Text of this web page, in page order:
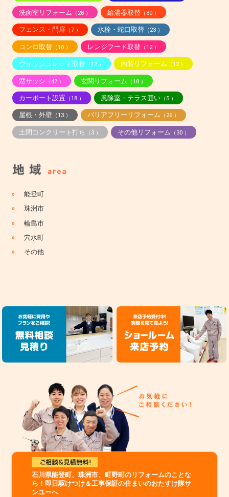
洗面室リフォーム （28 ） 給湯器取替（80 ）
フェンス・門扉（7 ） 水栓・蛇口取替（23 ）
コンロ取替（10 ） レンジフード取替（12 ）
ウォッシュレット取替（12 ） 内装リフォーム （12 ）
窓サッシ （47 ） 玄関リフォーム （18 ）
カーポート設置（18 ） 風除室・テラス囲い（5 ）
屋根・外壁（13 ） バリアフリーリフォーム （26 ）
土間コンクリート打ち （3 ） その他リフォーム （30 ）
» 能登町
» 珠洲市
» 輪島市
» 穴水町
» その他
石川県能登町、珠洲市、町野町のリフォームのことな
ら！即日駆けつけ＆工事保証の住まいのおたすけ隊サ
ンユーへ